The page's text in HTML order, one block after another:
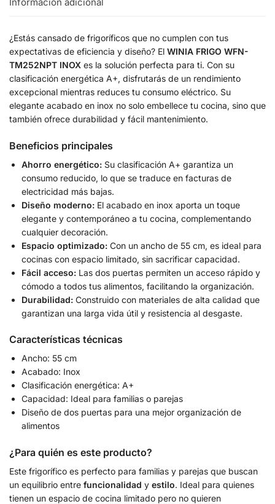
¿Estás cansado de frigoríficos que no cumplen con tus
expectativas de eficiencia y diseño? El WINIA FRIGO WFN-
TM252NPT INOX es la solución perfecta para ti. Con su
clasificación energética A+, disfrutarás de un rendimiento
excepcional mientras reduces tu consumo eléctrico. Su
elegante acabado en inox no solo embellece tu cocina, sino que
también ofrece durabilidad y fácil mantenimiento.
Beneficios principales
Ahorro energético: Su clasificación A+ garantiza un
consumo reducido, lo que se traduce en facturas de
electricidad más bajas.
Diseño moderno: El acabado en inox aporta un toque
elegante y contemporáneo a tu cocina, complementando
cualquier decoración.
Espacio optimizado: Con un ancho de 55 cm, es ideal para
cocinas con espacio limitado, sin sacrificar capacidad.
Fácil acceso: Las dos puertas permiten un acceso rápido y
cómodo a todos tus alimentos, facilitando la organización.
Durabilidad: Construido con materiales de alta calidad que
garantizan una larga vida útil y resistencia al desgaste.
Características técnicas
Ancho: 55 cm
Acabado: Inox
Clasificación energética: A+
Capacidad: Ideal para familias o parejas
Diseño de dos puertas para una mejor organización de
alimentos
¿Para quién es este producto?
Este frigorífico es perfecto para familias y parejas que buscan
un equilibrio entre funcionalidad y estilo. Ideal para quienes
tienen un espacio de cocina limitado pero no quieren